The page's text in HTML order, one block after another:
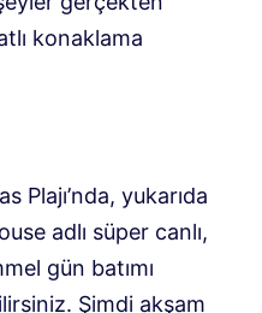
konaklama
Plajı’nda, yukarıda
adlı süper canlı,
gün batımı
Şimdi akşam